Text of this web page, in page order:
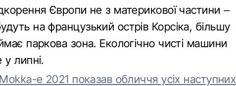
Європи не з материкової частини –
на французький острів Корсіка, більшу
паркова зона. Екологічно чисті машини
липні.
e 2021 показав обличчя усіх наступних